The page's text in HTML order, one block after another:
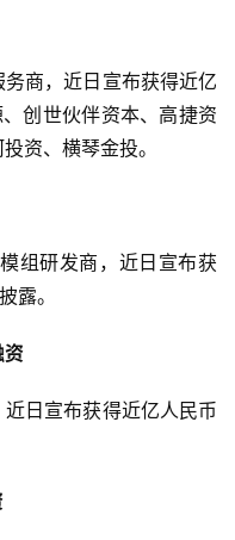
商，近日宣布获得近亿
创世伙伴资本、高捷资
资、横琴金投。
组研发商，近日宣布获
露。
资
日宣布获得近亿人民币